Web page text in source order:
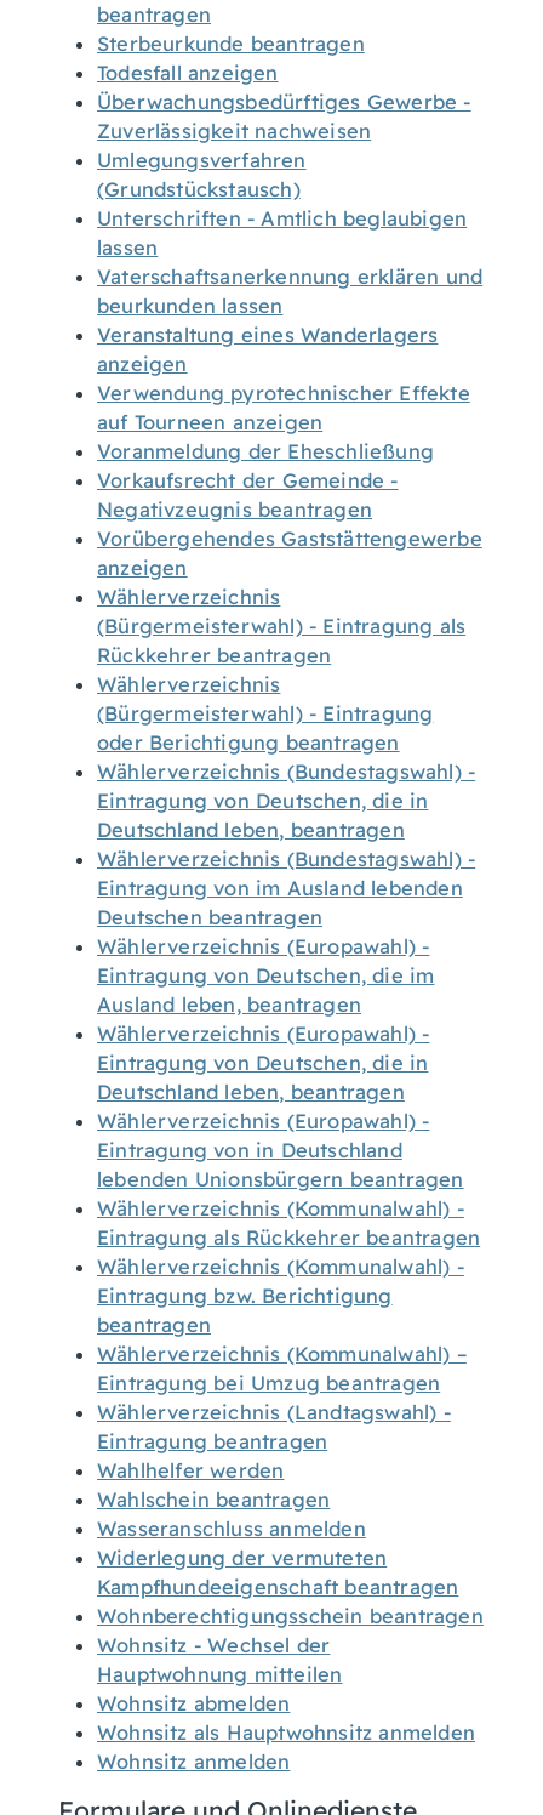
beantragen
Sterbeurkunde beantragen
Todesfall anzeigen
Überwachungsbedürftiges Gewerbe -
Zuverlässigkeit nachweisen
Umlegungsverfahren
(Grundstückstausch)
Unterschriften - Amtlich beglaubigen
lassen
Vaterschaftsanerkennung erklären und
beurkunden lassen
Veranstaltung eines Wanderlagers
anzeigen
Verwendung pyrotechnischer Effekte
auf Tourneen anzeigen
Voranmeldung der Eheschließung
Vorkaufsrecht der Gemeinde -
Negativzeugnis beantragen
Vorübergehendes Gaststättengewerbe
anzeigen
Wählerverzeichnis
(Bürgermeisterwahl) - Eintragung als
Rückkehrer beantragen
Wählerverzeichnis
(Bürgermeisterwahl) - Eintragung
oder Berichtigung beantragen
Wählerverzeichnis (Bundestagswahl) -
Eintragung von Deutschen, die in
Deutschland leben, beantragen
Wählerverzeichnis (Bundestagswahl) -
Eintragung von im Ausland lebenden
Deutschen beantragen
Wählerverzeichnis (Europawahl) -
Eintragung von Deutschen, die im
Ausland leben, beantragen
Wählerverzeichnis (Europawahl) -
Eintragung von Deutschen, die in
Deutschland leben, beantragen
Wählerverzeichnis (Europawahl) -
Eintragung von in Deutschland
lebenden Unionsbürgern beantragen
Wählerverzeichnis (Kommunalwahl) -
Eintragung als Rückkehrer beantragen
Wählerverzeichnis (Kommunalwahl) -
Eintragung bzw. Berichtigung
beantragen
Wählerverzeichnis (Kommunalwahl) –
Eintragung bei Umzug beantragen
Wählerverzeichnis (Landtagswahl) -
Eintragung beantragen
Wahlhelfer werden
Wahlschein beantragen
Wasseranschluss anmelden
Widerlegung der vermuteten
Kampfhundeeigenschaft beantragen
Wohnberechtigungsschein beantragen
Wohnsitz - Wechsel der
Hauptwohnung mitteilen
Wohnsitz abmelden
Wohnsitz als Hauptwohnsitz anmelden
Wohnsitz anmelden